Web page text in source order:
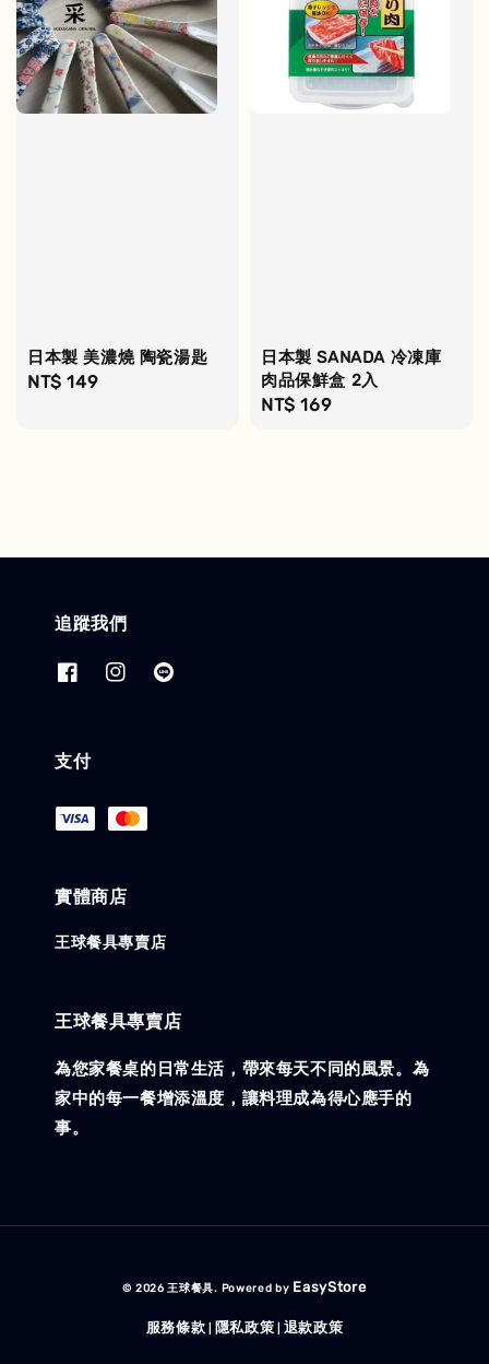
日本製 美濃燒 陶瓷湯匙
Regular
NT$ 149
日本製 SANADA 冷凍庫
肉品保鮮盒 2入
Regular
NT$ 169
追蹤我們
支付
實體商店
王球餐具專賣店
王球餐具專賣店
為您家餐桌的日常生活，帶來每天不同的風景。為
家中的每一餐增添溫度，讓料理成為得心應手的
事。
© 2026 王球餐具. Powered by EasyStore
服務條款 隱私政策 退款政策